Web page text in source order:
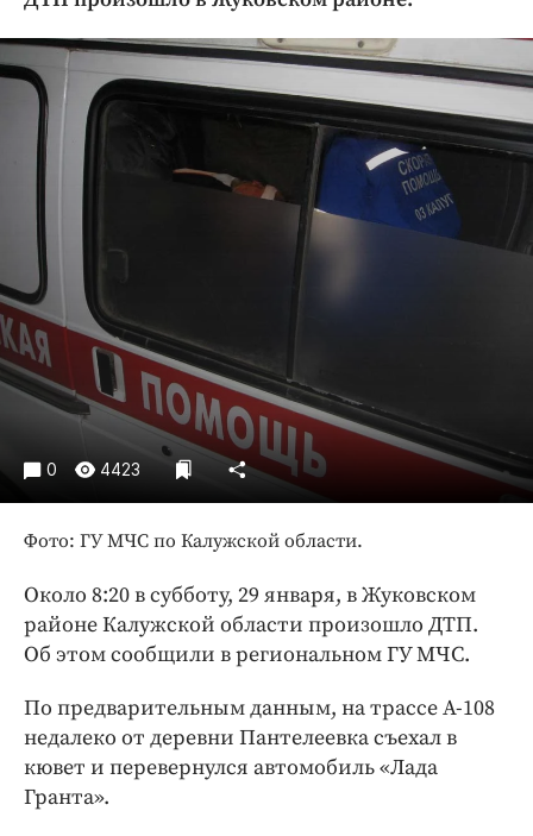
Криминал
Культура
Недвижимость и ЖКХ
Образование
Общество
Погода
Спорт
Экономика и бизнес
ПРОЕКТЫ
Блоги
Издания
Медиаперсона
Интересное чтиво
Бренд года
Работодатель года
0 4423
Фото: ГУ МЧС по Калужской области.
Около 8:20 в субботу, 29 января, в Жуковском
районе Калужской области произошло ДТП.
Об этом сообщили в региональном ГУ МЧС.
По предварительным данным, на трассе А-108
недалеко от деревни Пантелеевка съехал в
кювет и перевернулся автомобиль «Лада
Гранта».